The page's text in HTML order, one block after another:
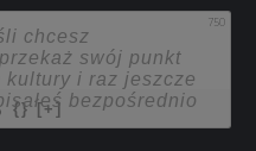
750
{} [+]